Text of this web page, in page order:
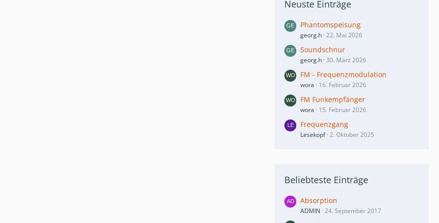
Neuste Einträge
Phantomspeisung
georg.h 22. Mai 2026
Soundschnur
georg.h 30. März 2026
FM - Frequenzmodulation
wora 16. Februar 2026
FM Funkempfänger
wora 15. Februar 2026
Frequenzgang
Lesekopf 2. Oktober 2025
Beliebteste Einträge
Absorption
ADMIN 24. September 2017